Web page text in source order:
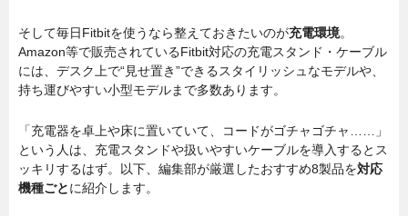
そして毎日Fitbitを使うなら整えておきたいのが充電環境。
Amazon等で販売されているFitbit対応の充電スタンド・ケーブル
には、デスク上で“見せ置き”できるスタイリッシュなモデルや、
持ち運びやすい小型モデルまで多数あります。
「充電器を卓上や床に置いていて、コードがゴチャゴチャ……」
という人は、充電スタンドや扱いやすいケーブルを導入するとス
ッキリするはず。以下、編集部が厳選したおすすめ8製品を対応
機種ごとに紹介します。